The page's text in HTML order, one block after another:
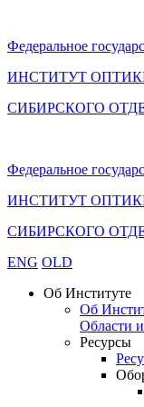
Федеральное
ИНСТИТУТ
СИБИРСКОГО
Федеральное
ИНСТИТУТ
СИБИРСКОГО
ENG OLD
Об Институте
Об
Области
Ресурсы